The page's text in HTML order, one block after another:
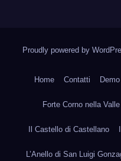
Proudly powered by
Home Contatti Demo
Forte Corno nella
Il Castello di Castellano
L’Anello di San Luigi